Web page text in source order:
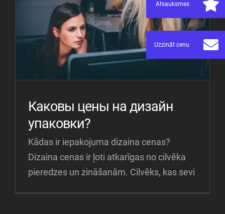
Каковы цены на дизайн
упаковки?
Kādas ir iepakojuma dizaina cenas?
Dizaina cenas ir ļoti atkarīgas no cilvēka
pieredzes un zināšanām. Cilvēks, kas sevi
Uzzināt cenu
Atsauksmes